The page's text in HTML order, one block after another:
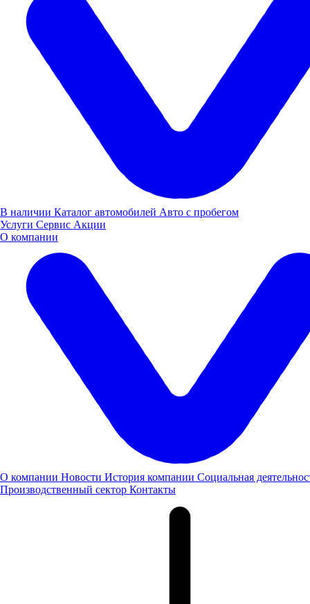
В наличии Каталог автомобилей Авто с пробегом
Услуги Сервис Акции
О компании
О компании Новости История компании Социальная
Производственный сектор Контакты
· Развитие селекционной работы
· Показы посевов на 200 опытных делянках
Официальный дилер LOVOL, компания «Луидор-Агро»
представила на выставке две современные модели тракторов:
· LOVOL 354
· LOVOL ZPRO